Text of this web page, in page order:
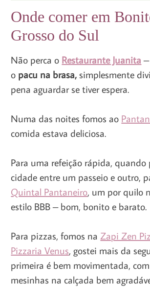
Onde comer em
Grosso do Sul
Não perca o Restaurante Juanita
o pacu na brasa,simplesmente
pena aguardar se tiver espera.
Numa das noites fomos ao
comida estava deliciosa.
Para uma refeição rápida, quando
cidade entre um passeio e outro,
Quintal Pantaneiro, um por quilo
estilo BBB – bom, bonito e barato.
Para pizzas, fomos naZapi Zen
Pizzaria Venus, gostei mais da
primeira é bem movimentada,
mesinhas na calçada bem